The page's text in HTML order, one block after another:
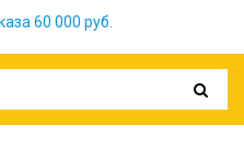
60 000 руб.